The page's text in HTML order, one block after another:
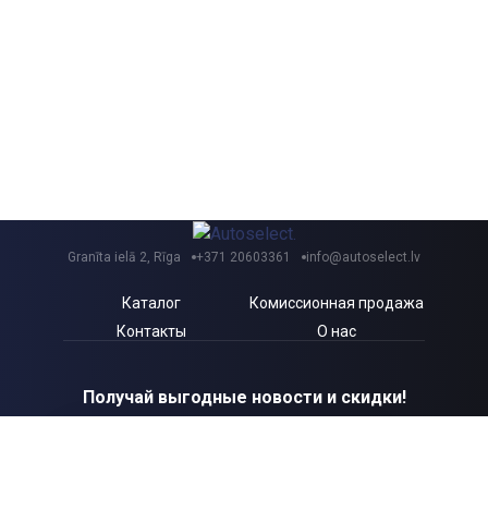
Granīta ielā 2, Rīga +371 20603361 info@autoselect.lv
Каталог
Комиссионная продажа
Контакты
О нас
Получай выгодные новости и скидки!